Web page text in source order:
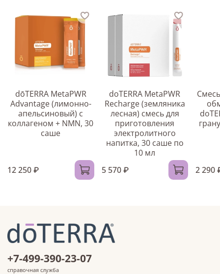
dōTERRA MetaPWR
Advantage (лимонно-
апельсиновый) с
коллагеном + NMN, 30
саше
12 250 ₽
doTERRA MetaPWR
Recharge (земляника
лесная) смесь для
приготовления
электролитного
напитка, 30 саше по
10 мл
5 570 ₽
2 290
+7-499-390-23-07
справочная служба